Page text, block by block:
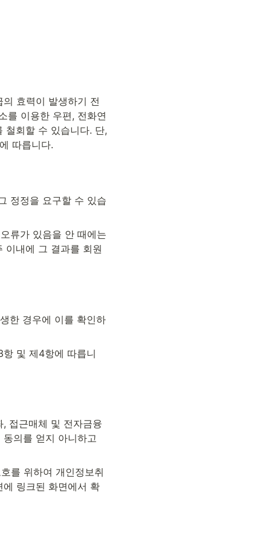
효력이 발생하기 전
를 이용한 우편, 전화연
철회할 수 있습니다. 단,
따릅니다.
정정을 요구할 수 있습
류가 있음을 안 때에는
이내에 그 결과를 회원
한 경우에 이를 확인하
및 제4항에 따릅니
접근매체 및 전자금융
의를 얻지 아니하고
를 위하여 개인정보취
링크된 화면에서 확